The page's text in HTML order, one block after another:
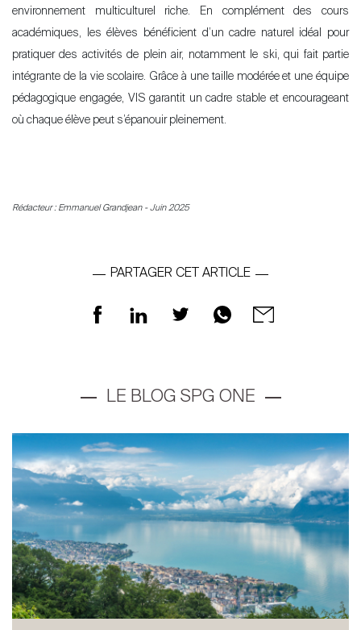
environnement multiculturel riche. En complément des cours
académiques, les élèves bénéficient d’un cadre naturel idéal pour
pratiquer des activités de plein air, notamment le ski, qui fait partie
intégrante de la vie scolaire. Grâce à une taille modérée et une équipe
pédagogique engagée, VIS garantit un cadre stable et encourageant
où chaque élève peut s’épanouir pleinement.
Rédacteur : Emmanuel Grandjean - Juin 2025
PARTAGER CET ARTICLE
LE BLOG SPG ONE